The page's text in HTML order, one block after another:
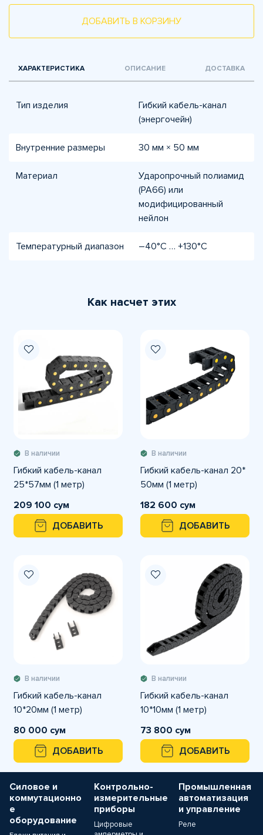
ДОБАВИТЬ В КОРЗИНУ
ХАРАКТЕРИСТИКА ОПИСАНИЕ ДОСТАВКА
Тип изделия
Гибкий кабель-канал
(энергочейн)
Внутренние размеры 30 мм × 50 мм
Материал
Ударопрочный полиамид
(PA66) или
модифицированный
нейлон
Температурный диапазон –40°C … +130°C
Как насчет этих
В наличии
Гибкий кабель-канал
25*57мм (1 метр)
209 100 сум
ДОБАВИТЬ
В наличии
Гибкий кабель-канал 20*
50мм (1 метр)
182 600 сум
ДОБАВИТЬ
В наличии
Гибкий кабель-канал
10*20мм (1 метр)
80 000 сум
ДОБАВИТЬ
В наличии
Гибкий кабель-канал
10*10мм (1 метр)
73 800 сум
ДОБАВИТЬ
Силовое и
коммутационно
е
оборудование
Контрольно-
измерительные
приборы
Цифровые
Промышленная
автоматизация
и управление
Реле